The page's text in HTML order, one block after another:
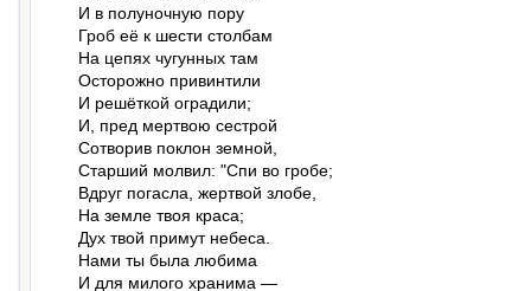
И в полуночную пору
Гроб её к шести столбам
На цепях чугунных там
Осторожно привинтили
И решёткой оградили;
И, пред мертвою сестрой
Сотворив поклон земной,
Старший молвил: "Спи во гробе;
Вдруг погасла, жертвой злобе,
На земле твоя краса;
Дух твой примут небеса.
Нами ты была любима
И для милого хранима —